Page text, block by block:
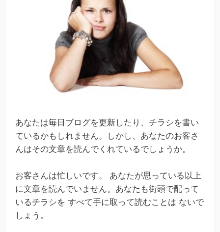
あなたは毎日ブログを更新したり、チラシを書い
ているかもしれません。しかし、あなたのお客さ
んはその文章を読んでくれているでしょうか。
お客さんは忙しいです。 あなたが思っている以上
に文章を読んでいません。あなたも街頭で配って
いるチラシを すべて手に取って読むことは ないで
しょう。